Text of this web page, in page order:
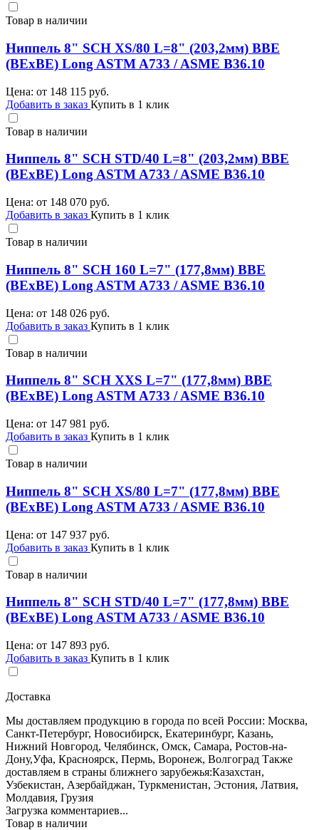
Товар в наличии
Ниппель 8" SCH XS/80 L=8" (203,2мм) BBE
(BEхBE) Long ASTM A733 / ASME B36.10
Цена: от 148 115 руб.
Добавить в заказ Купить в 1 клик
Товар в наличии
Ниппель 8" SCH STD/40 L=8" (203,2мм) BBE
(BEхBE) Long ASTM A733 / ASME B36.10
Цена: от 148 070 руб.
Добавить в заказ Купить в 1 клик
Товар в наличии
Ниппель 8" SCH 160 L=7" (177,8мм) BBE
(BEхBE) Long ASTM A733 / ASME B36.10
Цена: от 148 026 руб.
Добавить в заказ Купить в 1 клик
Товар в наличии
Ниппель 8" SCH XXS L=7" (177,8мм) BBE
(BEхBE) Long ASTM A733 / ASME B36.10
Цена: от 147 981 руб.
Добавить в заказ Купить в 1 клик
Товар в наличии
Ниппель 8" SCH XS/80 L=7" (177,8мм) BBE
(BEхBE) Long ASTM A733 / ASME B36.10
Цена: от 147 937 руб.
Добавить в заказ Купить в 1 клик
Товар в наличии
Ниппель 8" SCH STD/40 L=7" (177,8мм) BBE
(BEхBE) Long ASTM A733 / ASME B36.10
Цена: от 147 893 руб.
Добавить в заказ Купить в 1 клик
Доставка
Мы доставляем продукцию в города по всей России: Москва,
Санкт-Петербург, Новосибирск, Екатеринбург, Казань,
Нижний Новгород, Челябинск, Омск, Самара, Ростов-на-
Дону,Уфа, Красноярск, Пермь, Воронеж, Волгоград Также
доставляем в страны ближнего зарубежья:Казахстан,
Узбекистан, Азербайджан, Туркменистан, Эстония, Латвия,
Молдавия, Грузия
Загрузка комментариев...
Товар в наличии